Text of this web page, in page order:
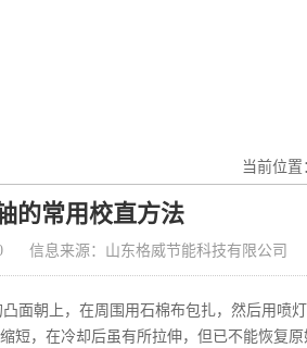
当前位置
的常用校直方法
信息来源：山东格威节能科技有限公司
面朝上，在周围用石棉布包扎，然后用喷
，在冷却后虽有所拉伸，但已不能恢复